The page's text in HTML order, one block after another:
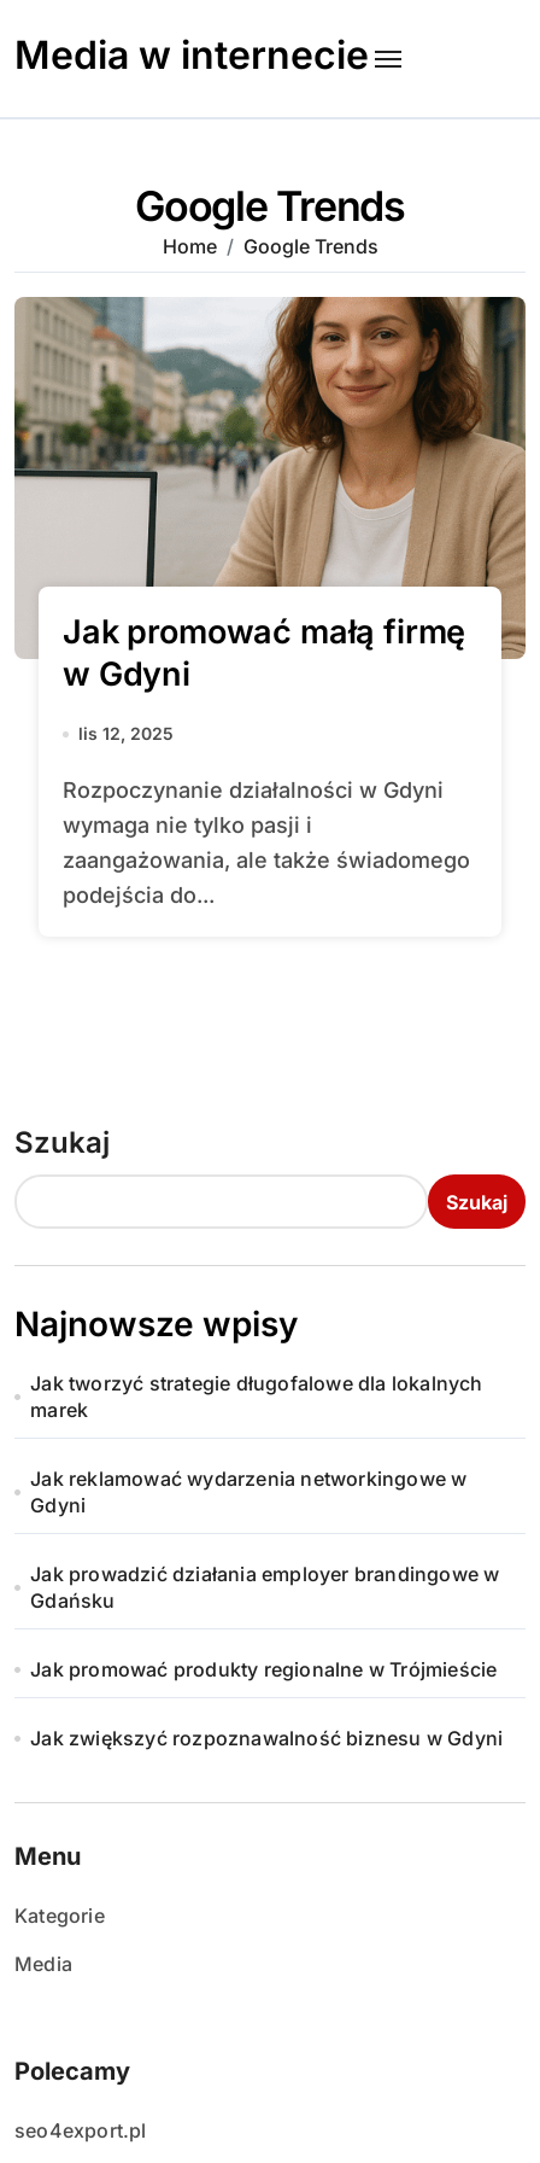
content
Media w internecie
Google Trends
Home Google Trends
Jak promować małą firmę
w Gdyni
lis 12, 2025
Rozpoczynanie działalności w Gdyni
wymaga nie tylko pasji i
zaangażowania, ale także świadomego
podejścia do...
Szukaj
Szukaj
Najnowsze wpisy
Jak tworzyć strategie długofalowe dla lokalnych
marek
Jak reklamować wydarzenia networkingowe w
Gdyni
Jak prowadzić działania employer brandingowe w
Gdańsku
Jak promować produkty regionalne w Trójmieście
Jak zwiększyć rozpoznawalność biznesu w Gdyni
Menu
Kategorie
Media
Polecamy
seo4export.pl